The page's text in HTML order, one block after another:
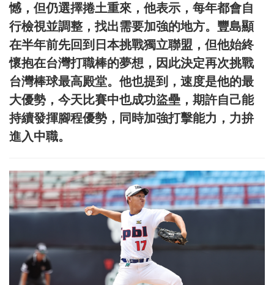
憾，但仍選擇捲土重來，他表示，每年都會自
行檢視並調整，找出需要加強的地方。豐島顯
在半年前先回到日本挑戰獨立聯盟，但他始終
懷抱在台灣打職棒的夢想，因此決定再次挑戰
台灣棒球最高殿堂。他也提到，速度是他的最
大優勢，今天比賽中也成功盜壘，期許自己能
持續發揮腳程優勢，同時加強打擊能力，力拚
進入中職。